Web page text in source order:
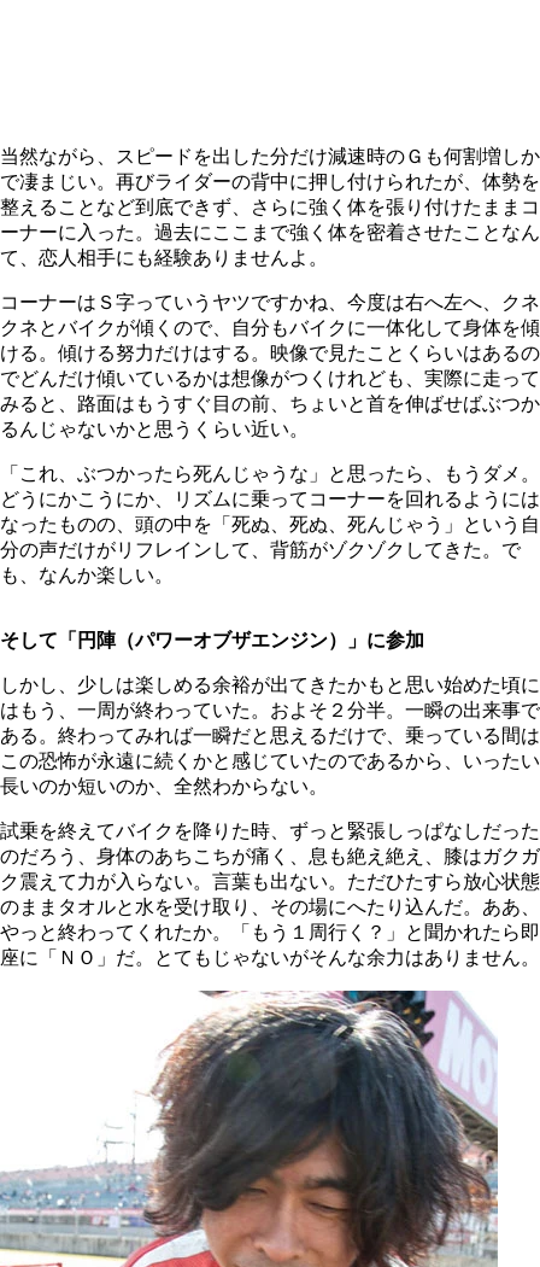
当然ながら、スピードを出した分だけ減速時のＧも何割増しか
で凄まじい。再びライダーの背中に押し付けられたが、体勢を
整えることなど到底できず、さらに強く体を張り付けたままコ
ーナーに入った。過去にここまで強く体を密着させたことなん
て、恋人相手にも経験ありませんよ。
コーナーはＳ字っていうヤツですかね、今度は右へ左へ、クネ
クネとバイクが傾くので、自分もバイクに一体化して身体を傾
ける。傾ける努力だけはする。映像で見たことくらいはあるの
でどんだけ傾いているかは想像がつくけれども、実際に走って
みると、路面はもうすぐ目の前、ちょいと首を伸ばせばぶつか
るんじゃないかと思うくらい近い。
「これ、ぶつかったら死んじゃうな」と思ったら、もうダメ。
どうにかこうにか、リズムに乗ってコーナーを回れるようには
なったものの、頭の中を「死ぬ、死ぬ、死んじゃう」という自
分の声だけがリフレインして、背筋がゾクゾクしてきた。で
も、なんか楽しい。
そして「円陣（パワーオブザエンジン）」に参加
しかし、少しは楽しめる余裕が出てきたかもと思い始めた頃に
はもう、一周が終わっていた。およそ２分半。一瞬の出来事で
ある。終わってみれば一瞬だと思えるだけで、乗っている間は
この恐怖が永遠に続くかと感じていたのであるから、いったい
長いのか短いのか、全然わからない。
試乗を終えてバイクを降りた時、ずっと緊張しっぱなしだった
のだろう、身体のあちこちが痛く、息も絶え絶え、膝はガクガ
ク震えて力が入らない。言葉も出ない。ただひたすら放心状態
のままタオルと水を受け取り、その場にへたり込んだ。ああ、
やっと終わってくれたか。「もう１周行く？」と聞かれたら即
座に「ＮＯ」だ。とてもじゃないがそんな余力はありません。